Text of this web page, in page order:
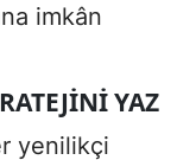
imkân
YAZ
yenilikçi